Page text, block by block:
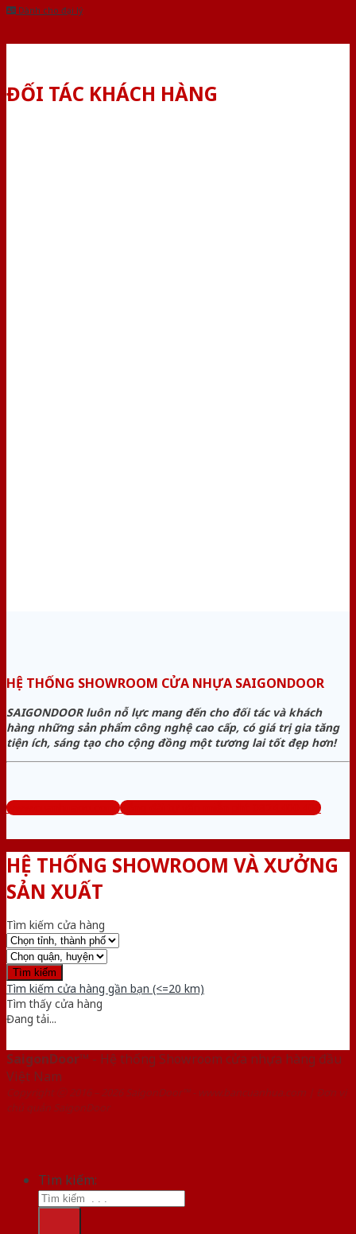
Dành cho đại lý
ĐỐI TÁC KHÁCH HÀNG
HỆ THỐNG SHOWROOM CỬA NHỰA SAIGONDOOR
SAIGONDOOR luôn nỗ lực mang đến cho đối tác và khách
hàng những sản phẩm công nghệ cao cấp, có giá trị gia tăng
tiện ích, sáng tạo cho cộng đồng một tương lai tốt đẹp hơn!
www.cuanhuago.com Tổng đài tư vấn miễn phí: 0824.400.400
HỆ THỐNG SHOWROOM VÀ XƯỞNG
SẢN XUẤT
Tìm kiếm cửa hàng
Tìm kiếm cửa hàng gần bạn (<=20 km)
Tìm thấy cửa hàng
Đang tải...
SaigonDoor™ - Hệ thống Showroom cửa nhựa hàng đầu
Việt Nam
Copyright ⓒ 2016 – 2026 SaigonDoor™ - www.bancuanhua.com | Đơn vị
chủ quản SaigonDoor
Tìm kiếm: